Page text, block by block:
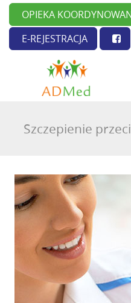
OPIEKA
E-REJESTRACJA
Szczepienie